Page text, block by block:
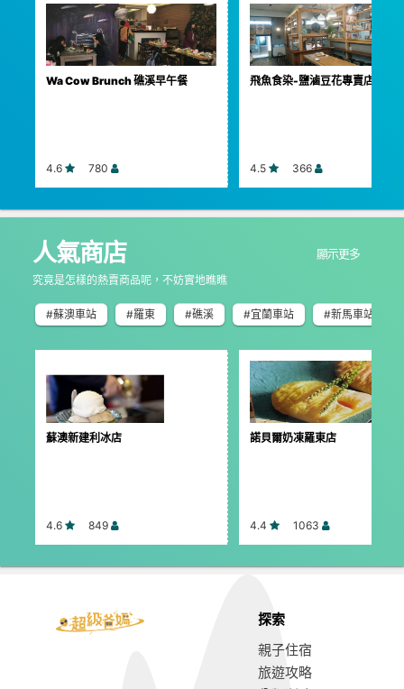
Wa Cow Brunch 礁溪早午餐
4.6 780
飛魚食染-鹽滷豆花專賣店
4.5 366
人氣商店 顯示更多
究竟是怎樣的熱賣商品呢，不妨實地瞧瞧
#蘇澳車站 #羅東 #礁溪 #宜蘭車站 #新馬車站
蘇澳新建利冰店
4.6 849
諾貝爾奶凍羅東店
4.4 1063
探索
親子住宿
旅遊攻略